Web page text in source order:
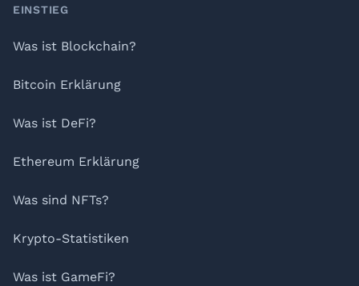
Footer
EINSTIEG
Was ist Blockchain?
Bitcoin Erklärung
Was ist DeFi?
Ethereum Erklärung
Was sind NFTs?
Krypto-Statistiken
Was ist GameFi?